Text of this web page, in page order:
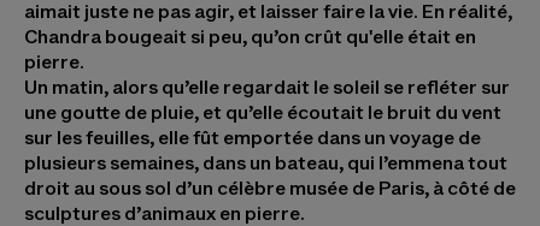
aimait juste ne pas agir, et laisser faire la vie. En réalité,
Chandra bougeait si peu, qu’on crût qu'elle était en
pierre.
Un matin, alors qu’elle regardait le soleil se refléter sur
une goutte de pluie, et qu’elle écoutait le bruit du vent
sur les feuilles, elle fût emportée dans un voyage de
plusieurs semaines, dans un bateau, qui l’emmena tout
droit au sous sol d’un célèbre musée de Paris, à côté de
sculptures d’animaux en pierre.